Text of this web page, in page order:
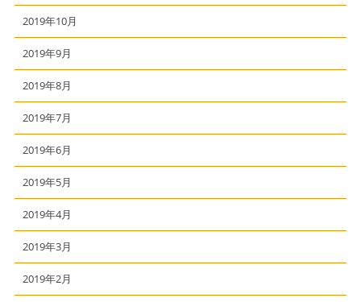
2019年10月
2019年9月
2019年8月
2019年7月
2019年6月
2019年5月
2019年4月
2019年3月
2019年2月